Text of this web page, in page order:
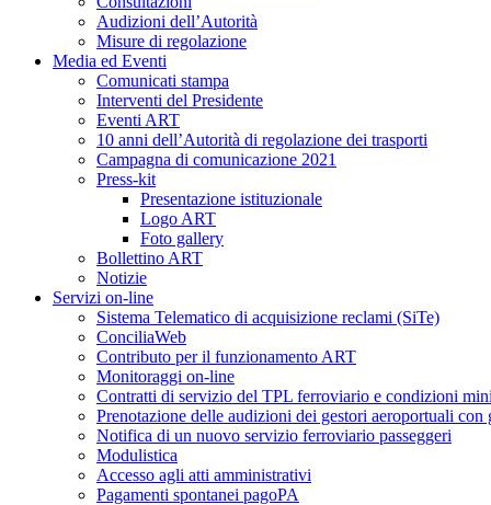
Audizioni dell’Autorità
Misure di regolazione
Media ed Eventi
Comunicati stampa
Interventi del Presidente
Eventi ART
10 anni dell’Autorità di regolazione dei trasporti
Campagna di comunicazione 2021
Press-kit
Presentazione istituzionale
Logo ART
Foto gallery
Bollettino ART
Notizie
Servizi on-line
Sistema Telematico di acquisizione reclami (SiTe)
ConciliaWeb
Contributo per il funzionamento ART
Monitoraggi on-line
Contratti di servizio del TPL ferroviario e condizioni
Prenotazione delle audizioni dei gestori aeroportuali con
Notifica di un nuovo servizio ferroviario passeggeri
Modulistica
Accesso agli atti amministrativi
Pagamenti spontanei pagoPA